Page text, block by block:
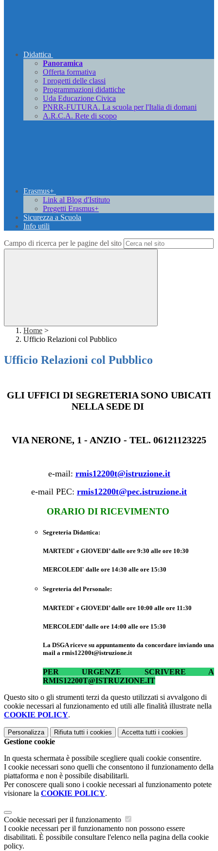
Didattica
Panoramica
Offerta formativa
I progetti delle classi
Programmazioni didattiche
Uda Educazione Civica
PNRR-FUTURA. La scuola per l'Italia di domani
A.R.C.A. Rete di scopo
Erasmus+
Link al Blog d'Istituto
Pregetti Erasmus+
Sicurezza a Scuola
Info utili
Campo di ricerca per le pagine del sito
Home >
Ufficio Relazioni col Pubblico
Ufficio Relazioni col Pubblico
GLI UFFICI DI SEGRETERIA SONO UBICATI
NELLA SEDE DI
VIA NERONE, 1 - ANZIO - TEL. 06121123225
e-mail: rmis12200t@istruzione.it
e-mail PEC: rmis12200t@pec.istruzione.it
ORARIO DI RICEVIMENTO
Segreteria Didattica:
MARTEDI' e GIOVEDI’ dalle ore 9:30 alle ore 10:30
MERCOLEDI' dalle ore 14:30 alle ore 15:30
Segreteria del Personale:
MARTEDI' e GIOVEDI’ dalle ore 10:00 alle ore 11:30
MERCOLEDI’ dalle ore 14:00 alle ore 15:30
La DSGA riceve su appuntamento da concordare inviando una
mail a rmis12200t@istruzione.it
PER URGENZE SCRIVERE A
RMIS12200T@ISTRUZIONE.IT
Questo sito o gli strumenti terzi da questo utilizzati si avvalgono di
cookie necessari al funzionamento ed utili alle finalità illustrate nella
COOKIE POLICY.
Personalizza Rifiuta tutti i cookies Accetta tutti i cookies
Gestione cookie
In questa schermata è possibile scegliere quali cookie consentire.
I cookie necessari sono quelli che consentono il funzionamento della
piattaforma e non è possibile disabilitarli.
Per conoscere quali sono i cookie necessari al funzionamento potete
visionare la COOKIE POLICY.
Cookie necessari per il funzionamento
I cookie necessari per il funzionamento non possono essere
disabilitati. È possibile consultare l'elenco nella pagina della cookie
policy.